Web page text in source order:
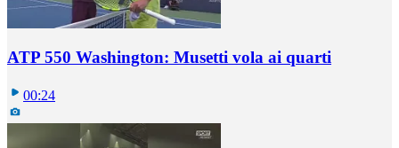
ATP 550 Washington: Musetti vola ai quarti
00:24